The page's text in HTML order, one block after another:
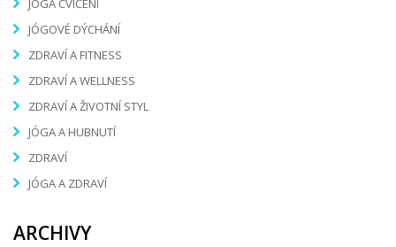
JÓGOVÉ DÝCHÁNÍ
ZDRAVÍ A FITNESS
ZDRAVÍ A WELLNESS
ZDRAVÍ A ŽIVOTNÍ STYL
JÓGA A HUBNUTÍ
ZDRAVÍ
JÓGA A ZDRAVÍ
ARCHIVY